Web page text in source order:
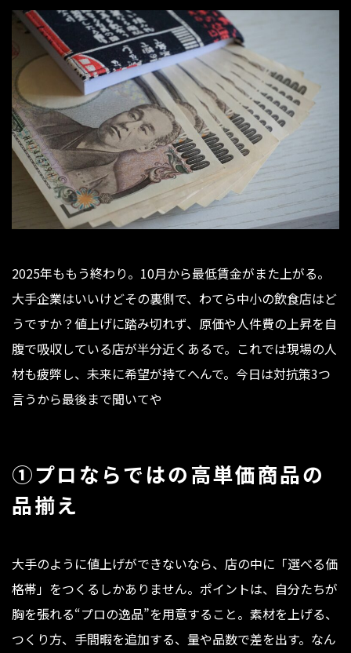
2025年ももう終わり。10月から最低賃金がまた上がる。
大手企業はいいけどその裏側で、わてら中小の飲食店はど
うですか？値上げに踏み切れず、原価や人件費の上昇を自
腹で吸収している店が半分近くあるで。これでは現場の人
材も疲弊し、未来に希望が持てへんで。今日は対抗策3つ
言うから最後まで聞いてや
①プロならではの高単価商品の
品揃え
大手のように値上げができないなら、店の中に「選べる価
格帯」をつくるしかありません。ポイントは、自分たちが
胸を張れる“プロの逸品”を用意すること。素材を上げる、
つくり方、手間暇を追加する、量や品数で差を出す。なん